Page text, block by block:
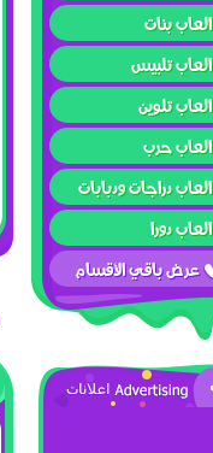
العاب بنات
العاب تلبيس
العاب تلوين
العاب حرب
العاب دراجات ودبابات
العاب دورا
عرض باقي الأقسام